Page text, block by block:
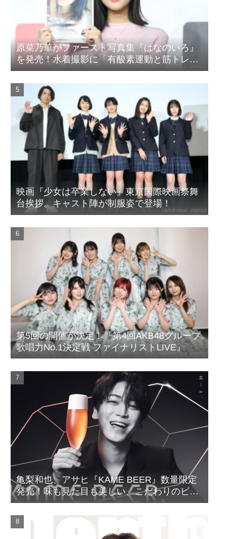
原菜乃華がファースト写真集『はなのいろ』
を発売！水着撮影に「有酸素運動と筋トレを
頑張りました」
映画『少女は卒業しない』東京国際映画祭舞
台挨拶。キャスト陣が制服姿で登場！
第5回の開催が決定！『第4回AKB48グループ
歌唱力No.1決定戦 ファイナリストLIVE』
亀梨和也、アサヒ『KAME BEER』数量限定
発売！味も見た目も美しい、こだわりのビー
ルがついに完成